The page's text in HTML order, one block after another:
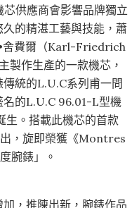
供應商會影響品牌獨立
的精湛工藝與技能，蕭
舍費爾（Karl-Friedrich
製作生產的一款機芯，
統的L.U.C系列甫一問
名的L.U.C 96.01-L型機
生。搭載此機芯的首款
，旋即榮獲《Montres
腕錶」。
，推陳出新，腕錶作品